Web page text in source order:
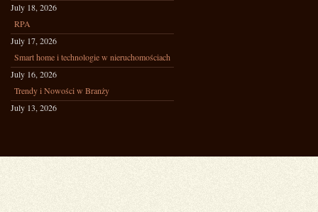
July 18, 2026
RPA
July 17, 2026
Smart home i technologie w nieruchomościach
July 16, 2026
Trendy i Nowości w Branży
July 13, 2026